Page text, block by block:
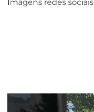
Imagens redes sociais